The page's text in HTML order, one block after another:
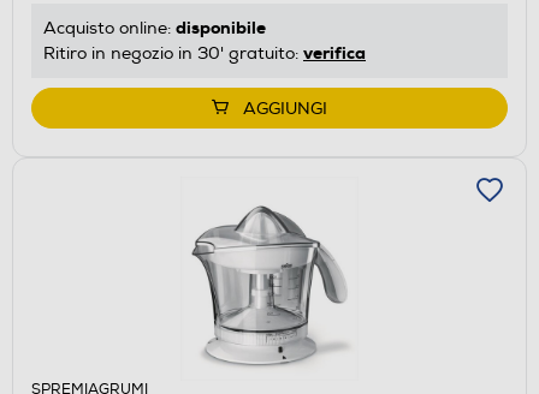
Acquisto online: disponibile
Ritiro in negozio in 30' gratuito: verifica
AGGIUNGI
SPREMIAGRUMI